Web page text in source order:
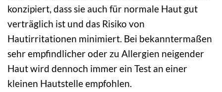
konzipiert, dass sie auch für normale Haut gut
verträglich ist und das Risiko von
Hautirritationen minimiert. Bei bekanntermaßen
sehr empfindlicher oder zu Allergien neigender
Haut wird dennoch immer ein Test an einer
kleinen Hautstelle empfohlen.